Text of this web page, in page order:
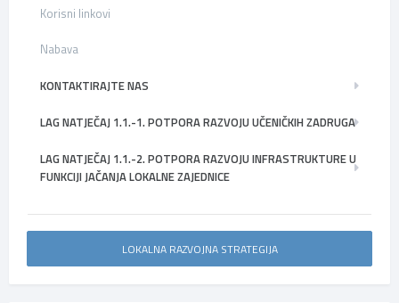
Korisni linkovi
Nabava
KONTAKTIRAJTE NAS
LAG NATJEČAJ 1.1.-1. POTPORA RAZVOJU UČENIČKIH ZADRUGA
LAG NATJEČAJ 1.1.-2. POTPORA RAZVOJU INFRASTRUKTURE U
FUNKCIJI JAČANJA LOKALNE ZAJEDNICE
LOKALNA RAZVOJNA STRATEGIJA